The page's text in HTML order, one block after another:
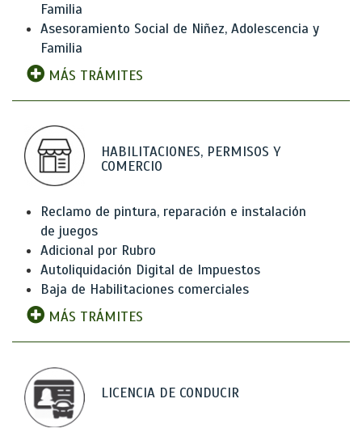
Familia
Asesoramiento Social de Niñez, Adolescencia y
Familia
MÁS TRÁMITES
HABILITACIONES, PERMISOS Y
COMERCIO
Reclamo de pintura, reparación e instalación
de juegos
Adicional por Rubro
Autoliquidación Digital de Impuestos
Baja de Habilitaciones comerciales
MÁS TRÁMITES
LICENCIA DE CONDUCIR